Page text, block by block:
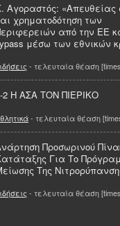
Αγοραστός: «Απευθείας
χρηματοδότηση των
από την ΕΕ
μέσω των εθνικών
- τελευταία θέαση
2 Η ΑΣΑ ΤΟΝ ΠΙΕΡΙΚΟ
- τελευταία θέαση
Προσωρινού
Για Το
Της
- τελευταία θέαση